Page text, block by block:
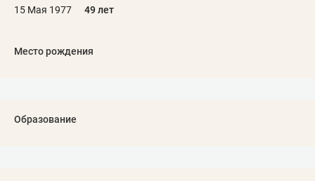
15 Мая 1977
49 лет
Место рождения
Образование